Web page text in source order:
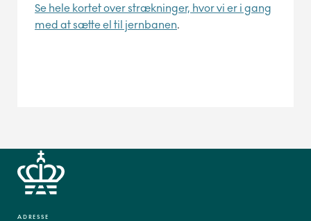
Se hele kortet over strækninger, hvor vi er i gang
med at sætte el til jernbanen.
ADRESSE